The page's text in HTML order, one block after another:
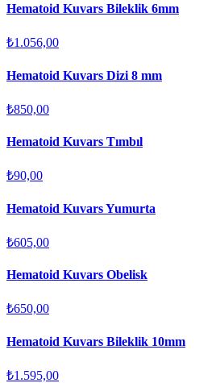
Hematoid Kuvars Bileklik 6mm
₺1.056,00
Hematoid Kuvars Dizi 8 mm
₺850,00
Hematoid Kuvars Tımbıl
₺90,00
Hematoid Kuvars Yumurta
₺605,00
Hematoid Kuvars Obelisk
₺650,00
Hematoid Kuvars Bileklik 10mm
₺1.595,00